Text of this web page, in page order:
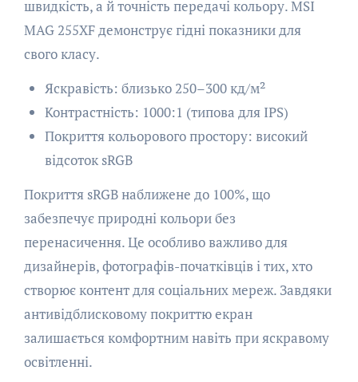
швидкість, а й точність передачі кольору. MSI
MAG 255XF демонструє гідні показники для
свого класу.
Яскравість: близько 250–300 кд/м²
Контрастність: 1000:1 (типова для IPS)
Покриття кольорового простору: високий
відсоток sRGB
Покриття sRGB наближене до 100%, що
забезпечує природні кольори без
перенасичення. Це особливо важливо для
дизайнерів, фотографів-початківців і тих, хто
створює контент для соціальних мереж. Завдяки
антивідблисковому покриттю екран
залишається комфортним навіть при яскравому
освітленні.